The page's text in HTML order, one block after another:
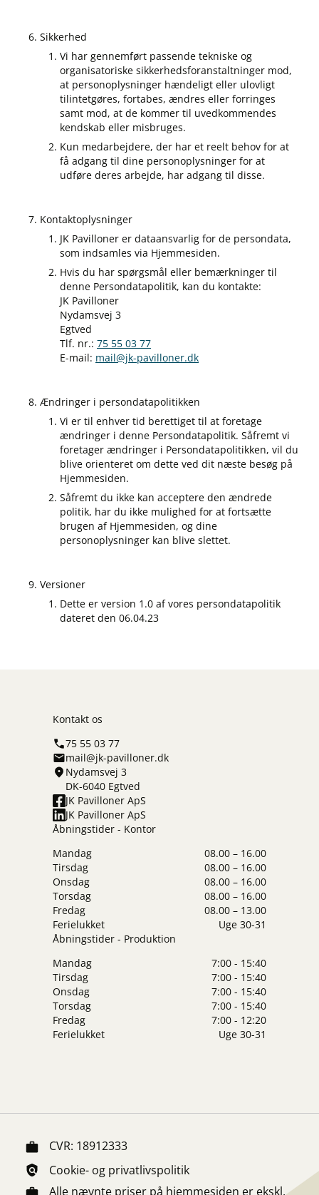
Sikkerhed
Vi har gennemført passende tekniske og
organisatoriske sikkerhedsforanstaltninger mod,
at personoplysninger hændeligt eller ulovligt
tilintetgøres, fortabes, ændres eller forringes
samt mod, at de kommer til uvedkommendes
kendskab eller misbruges.
Kun medarbejdere, der har et reelt behov for at
få adgang til dine personoplysninger for at
udføre deres arbejde, har adgang til disse.
Kontaktoplysninger
JK Pavilloner er dataansvarlig for de persondata,
som indsamles via Hjemmesiden.
Hvis du har spørgsmål eller bemærkninger til
denne Persondatapolitik, kan du kontakte:
JK Pavilloner
Nydamsvej 3
Egtved
Tlf. nr.: 75 55 03 77
E-mail: mail@jk-pavilloner.dk
Ændringer i persondatapolitikken
Vi er til enhver tid berettiget til at foretage
ændringer i denne Persondatapolitik. Såfremt vi
foretager ændringer i Persondatapolitikken, vil du
blive orienteret om dette ved dit næste besøg på
Hjemmesiden.
Såfremt du ikke kan acceptere den ændrede
politik, har du ikke mulighed for at fortsætte
brugen af Hjemmesiden, og dine
personoplysninger kan blive slettet.
Versioner
Dette er version 1.0 af vores persondatapolitik
dateret den 06.04.23
Kontakt os
75 55 03 77
mail@jk-pavilloner.dk
Nydamsvej 3
DK-6040 Egtved
JK Pavilloner ApS
JK Pavilloner ApS
Åbningstider - Kontor
Mandag
08.00 – 16.00
Tirsdag
08.00 – 16.00
Onsdag
08.00 – 16.00
Torsdag
08.00 – 16.00
Fredag
08.00 – 13.00
Ferielukket
Uge 30-31
Åbningstider - Produktion
Mandag
7:00 - 15:40
Tirsdag
7:00 - 15:40
Onsdag
7:00 - 15:40
Torsdag
7:00 - 15:40
Fredag
7:00 - 12:20
Ferielukket
Uge 30-31
CVR: 18912333
Cookie- og privatlivspolitik
Alle nævnte priser på hjemmesiden er ekskl.